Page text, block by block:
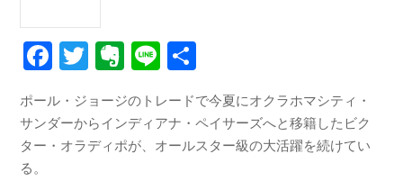
F
c
e
T
tt
er
E
er
n
Li
e
ポール・ジョージのトレードで今夏にオクラホマシティ・
サンダーからインディアナ・ペイサーズへと移籍したビク
ター・オラディポが、オールスター級の大活躍を続けてい
る。